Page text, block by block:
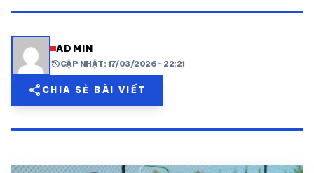
ADMIN
historyCẬP NHẬT: 17/03/2026 - 22:21
share CHIA SẺ BÀI VIẾT